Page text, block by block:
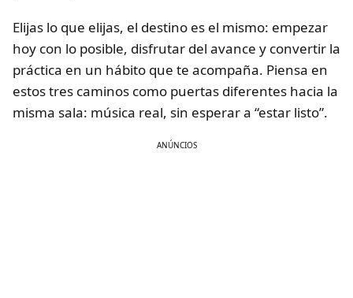
Elijas lo que elijas, el destino es el mismo: empezar
hoy con lo posible, disfrutar del avance y convertir la
práctica en un hábito que te acompaña. Piensa en
estos tres caminos como puertas diferentes hacia la
misma sala: música real, sin esperar a “estar listo”.
ANÚNCIOS